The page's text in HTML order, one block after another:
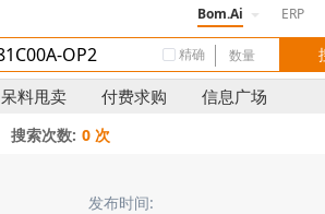
Bom.Ai ERP
精确
呆料甩卖 付费求购 信息广场
搜索次数: 0 次
发布时间: